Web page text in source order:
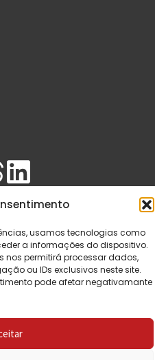
usamos tecnologias como
a informações do dispositivo.
nos permitirá processar dados,
ou IDs exclusivos neste site.
pode afetar negativamante
Emergência. Todos os